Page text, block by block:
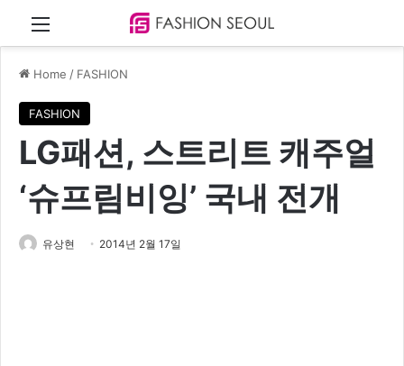
Home / FASHION
FASHION
LG패션, 스트리트 캐주얼
‘슈프림비잉’ 국내 전개
유상현 2014년 2월 17일